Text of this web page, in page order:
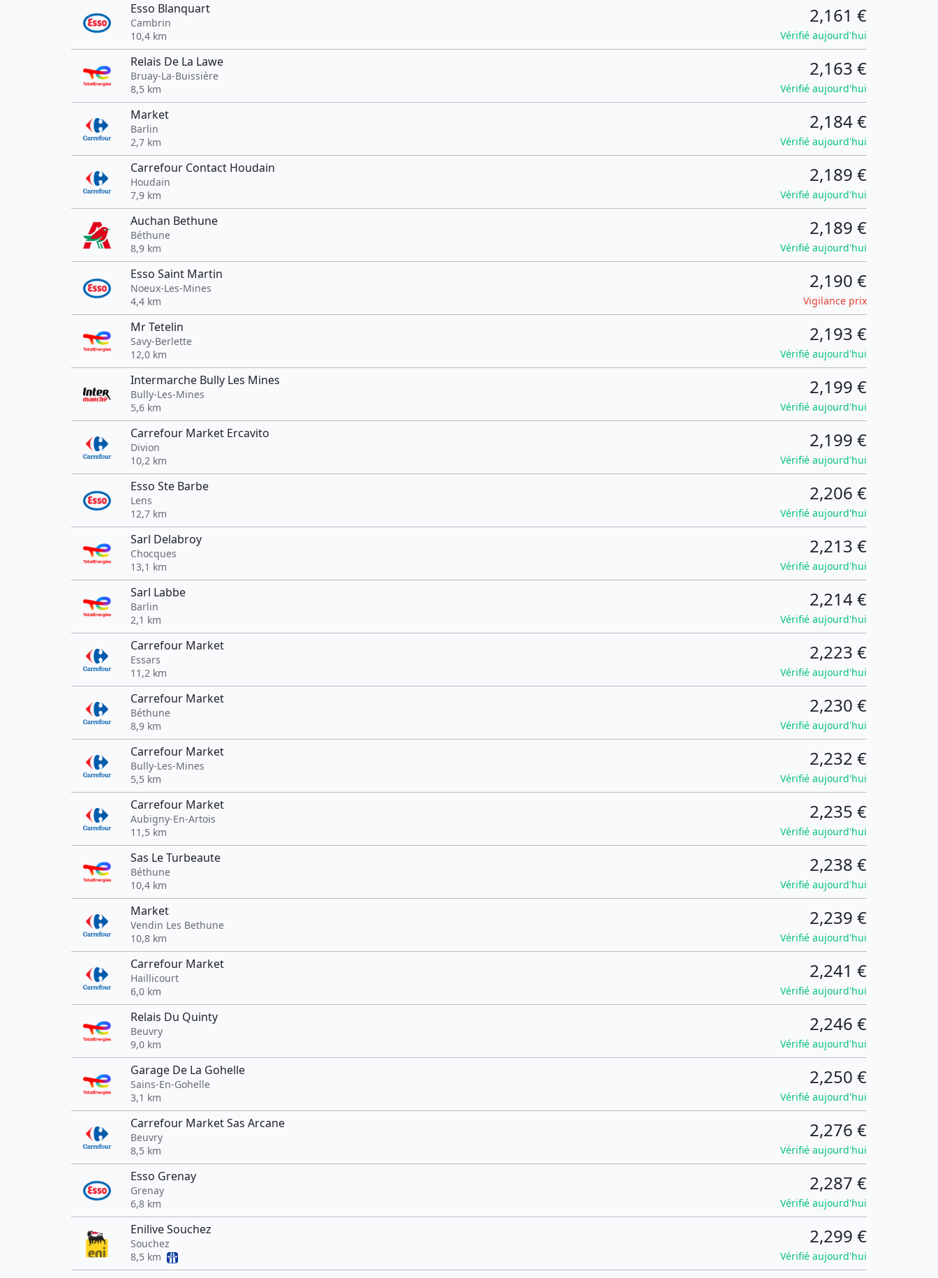
Esso Blanquart
Cambrin
10,4 km
2,161 €
Vérifié aujourd'hui
Relais De La Lawe
Bruay-La-Buissière
8,5 km
2,163 €
Vérifié aujourd'hui
Market
Barlin
2,7 km
2,184 €
Vérifié aujourd'hui
Carrefour Contact Houdain
Houdain
7,9 km
2,189 €
Vérifié aujourd'hui
Auchan Bethune
Béthune
8,9 km
2,189 €
Vérifié aujourd'hui
Esso Saint Martin
Noeux-Les-Mines
4,4 km
2,190 €
Vigilance prix
Mr Tetelin
Savy-Berlette
12,0 km
2,193 €
Vérifié aujourd'hui
Intermarche Bully Les Mines
Bully-Les-Mines
5,6 km
2,199 €
Vérifié aujourd'hui
Carrefour Market Ercavito
Divion
10,2 km
2,199 €
Vérifié aujourd'hui
Esso Ste Barbe
Lens
12,7 km
2,206 €
Vérifié aujourd'hui
Sarl Delabroy
Chocques
13,1 km
2,213 €
Vérifié aujourd'hui
Sarl Labbe
Barlin
2,1 km
2,214 €
Vérifié aujourd'hui
Carrefour Market
Essars
11,2 km
2,223 €
Vérifié aujourd'hui
Carrefour Market
Béthune
8,9 km
2,230 €
Vérifié aujourd'hui
Carrefour Market
Bully-Les-Mines
5,5 km
2,232 €
Vérifié aujourd'hui
Carrefour Market
Aubigny-En-Artois
11,5 km
2,235 €
Vérifié aujourd'hui
Sas Le Turbeaute
Béthune
10,4 km
2,238 €
Vérifié aujourd'hui
Market
Vendin Les Bethune
10,8 km
2,239 €
Vérifié aujourd'hui
Carrefour Market
Haillicourt
6,0 km
2,241 €
Vérifié aujourd'hui
Relais Du Quinty
Beuvry
9,0 km
2,246 €
Vérifié aujourd'hui
Garage De La Gohelle
Sains-En-Gohelle
3,1 km
2,250 €
Vérifié aujourd'hui
Carrefour Market Sas Arcane
Beuvry
8,5 km
2,276 €
Vérifié aujourd'hui
Esso Grenay
Grenay
6,8 km
2,287 €
Vérifié aujourd'hui
Enilive Souchez
Souchez
8,5 km
2,299 €
Vérifié aujourd'hui